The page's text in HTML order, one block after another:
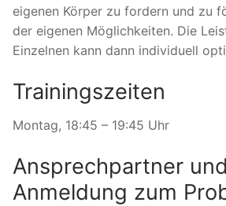
eigenen Körper zu fordern und zu
der eigenen Möglichkeiten. Die
Einzelnen kann dann individuell
Trainingszeiten
Montag, 18:45 – 19:45 Uhr
Ansprechpartner und
Anmeldung zum